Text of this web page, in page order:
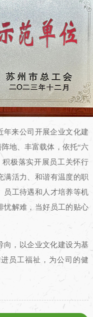
年来公司开展企业文化建
地、丰富载体，依托“六
极落实开展员工关怀行
满活力、和谐有温度的职
员工待遇和人才培养等机
忧解难，当好员工的贴心
向，以企业文化建设为基
员工福祉，为公司的健